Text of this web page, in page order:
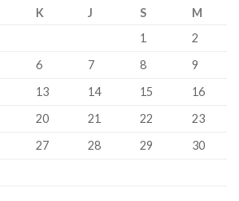
K J S
M
1
2
6 7 8
9
13 14 15
16
20 21 22
23
27 28 29
30